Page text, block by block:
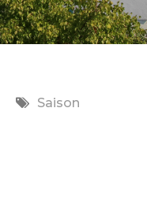
Saison